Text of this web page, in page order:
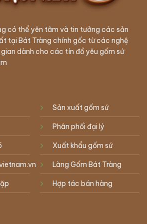
có thể yên tâm và tin tưởng các sản
tại Bát Tràng chính gốc từ các nghệ
dành cho các tín đồ yêu gốm sứ
Sản xuất gốm sứ
Phân phối đại lý
Xuất khẩu gốm sứ
Làng Gốm Bát Tràng
Hợp tác bán hàng